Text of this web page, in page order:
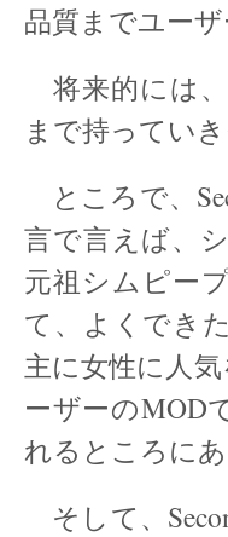
品質までユーザ
将来的には
まで持ってい
ところで、
言で言えば、
元祖シムピー
て、よくでき
主に女性に人
ーザーのMOD
れるところにあ
そして、